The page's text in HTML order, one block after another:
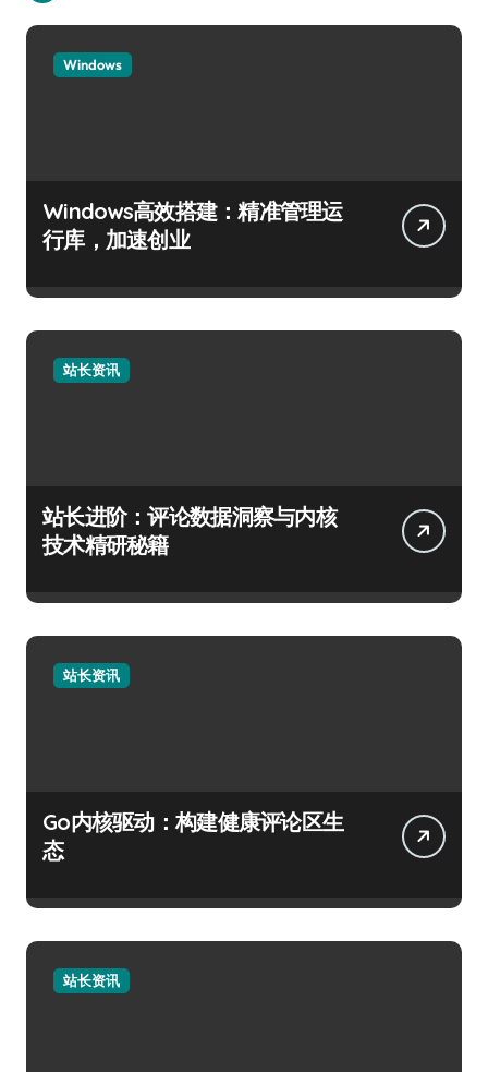
Windows
Windows高效搭建：精准管理运
行库，加速创业
站长资讯
站长进阶：评论数据洞察与内核
技术精研秘籍
站长资讯
Go内核驱动：构建健康评论区生
态
站长资讯